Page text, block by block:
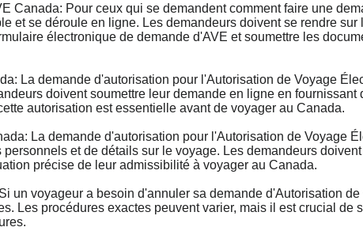
Canada: Pour ceux qui se demandent comment faire une
et se déroule en ligne. Les demandeurs doivent se rendre
électronique de demande d'AVE et soumettre les
La demande d'autorisation pour l'Autorisation de Voyage
doivent soumettre leur demande en ligne en
autorisation est essentielle avant de voyager au Canada.
La demande d'autorisation pour l'Autorisation de Voyage
et de détails sur le voyage. Les demandeurs
précise de leur admissibilité à voyager au Canada.
un voyageur a besoin d'annuler sa demande d'Autorisation
Les procédures exactes peuvent varier, mais il est crucial